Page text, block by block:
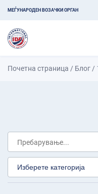
МЕЃУНАРОДЕН ВОЗАЧКИ ОРГАН
Почетна страница / Блог /